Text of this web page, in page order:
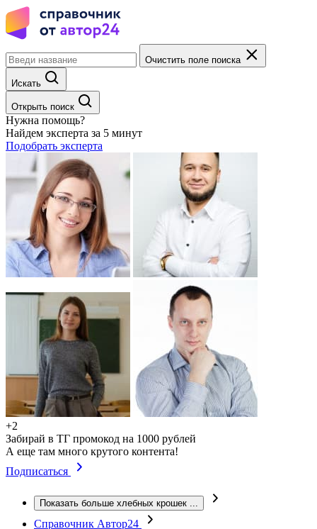
Очистить поле поиска
Искать
Открыть поиск
Нужна помощь?
Найдем эксперта за 5 минут
Подобрать эксперта
+2
Забирай в ТГ промокод на 1000 рублей
А еще там много крутого контента!
Подписаться
Показать больше хлебных крошек ...
Справочник Автор24